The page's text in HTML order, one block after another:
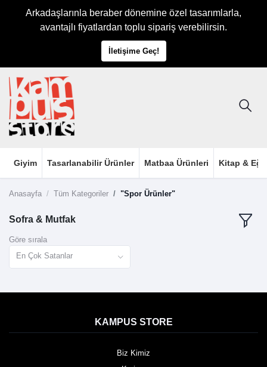
Arkadaşlarınla beraber dönemine özel tasarımlarla,
avantajlı fiyatlardan toplu sipariş verebilirsin.
İletişime Geç!
Giyim Tasarlanabilir Ürünler Matbaa Ürünleri Kitap &
Anasayfa Tüm Kategoriler "Spor Ürünler"
Sofra & Mutfak
Göre sırala
En Çok Satanlar
KAMPUS STORE
Biz Kimiz